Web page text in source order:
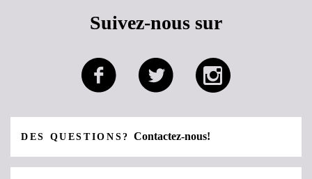
Suivez-nous sur
DES QUESTIONS?Contactez-nous!